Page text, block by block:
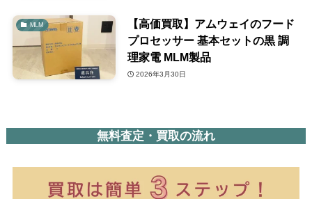
MLM
【高価買取】アムウェイのフード
プロセッサー 基本セットの黒 調
理家電 MLM製品
2026年3月30日
無料査定・買取の流れ